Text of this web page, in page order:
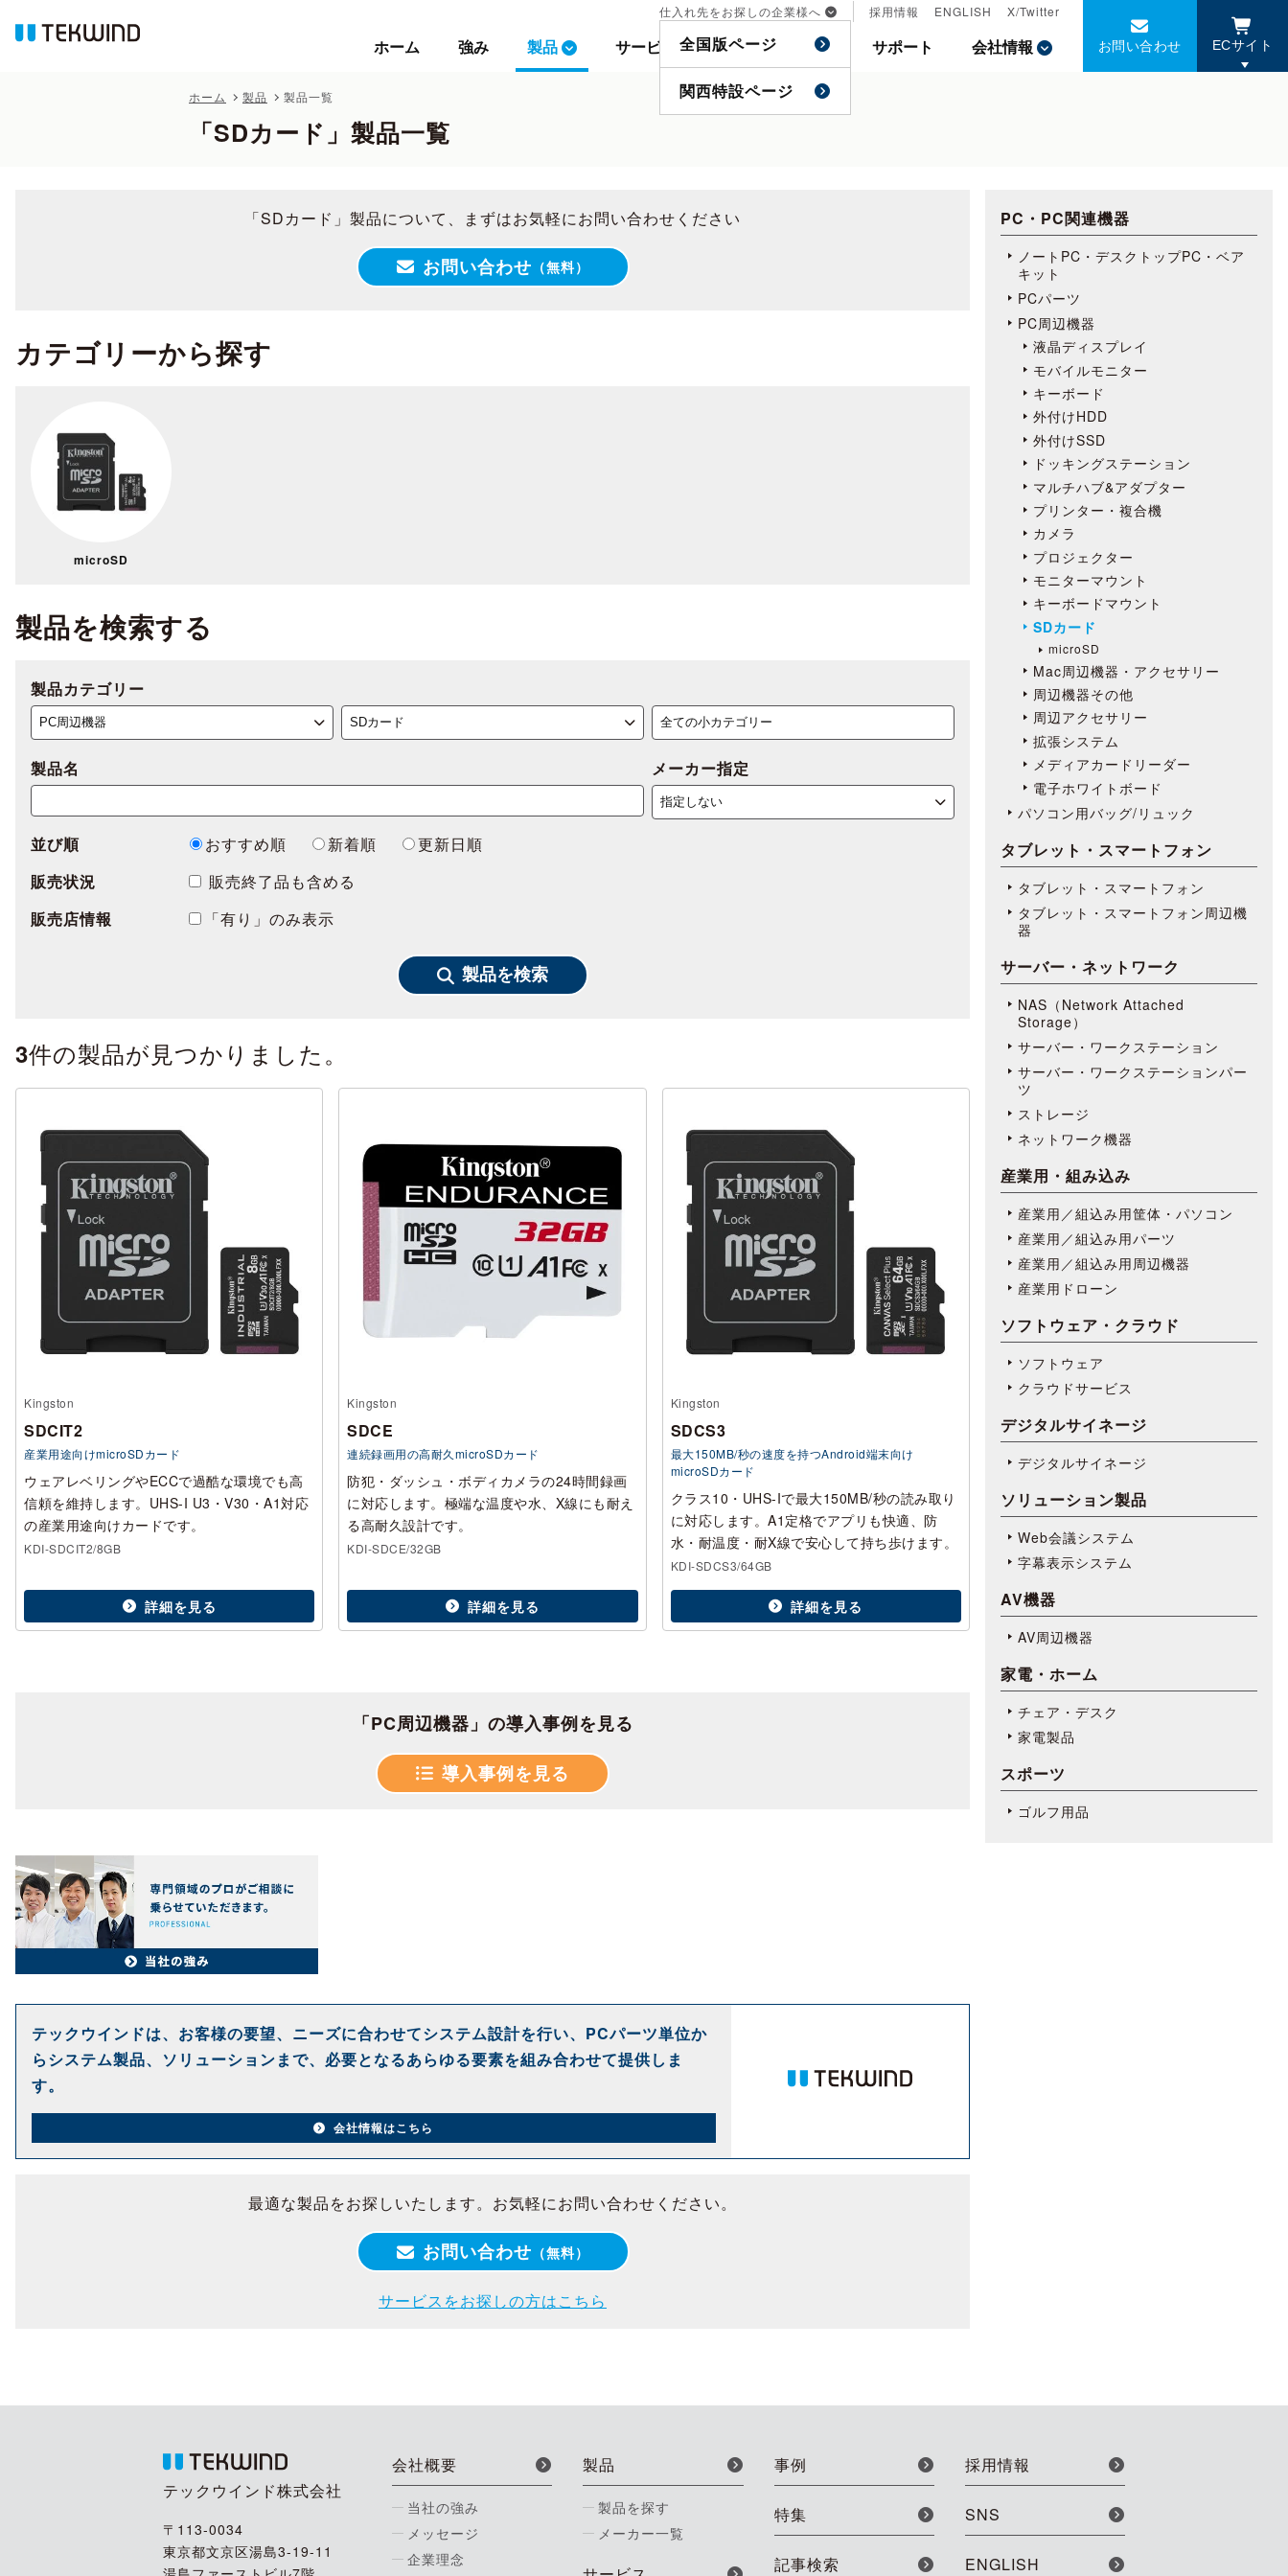
ホーム 強み 製品 サービス 事例 特集 サポート 会社情報
仕入れ先をお探しの企業様へ
全国版ページ
関西特設ページ
採用情報 ENGLISH X/Twitter
お問い合わせ ECサイト
ホーム 製品 製品一覧
「SDカード」製品一覧
ホーム 強み 製品 サービス 事例 特集 サポート 会社情報
仕入れ先をお探しの企業様へ
全国版ページ
関西特設ページ
採用情報 ENGLISH X/Twitter
お問い合わせ ECサイト
「SDカード」製品について、まずはお気軽にお問い合わせください
お問い合わせ （無料）
カテゴリーから探す
microSD
製品を検索する
製品カテゴリー
製品名 メーカー指定
並び順 おすすめ順 新着順
更新日順
販売状況
販売終了品も含める
販売店情報
「有り」のみ表示
製品を検索
3件の製品が見つかりました。
Kingston
SDCIT2
産業用途向けmicroSDカード
ウェアレベリングやECCで過酷な環境でも高
信頼を維持します。UHS-I U3・V30・A1対応
の産業用途向けカードです。
KDI-SDCIT2/8GB
詳細を見る
Kingston
SDCE
連続録画用の高耐久microSDカード
防犯・ダッシュ・ボディカメラの24時間録画
に対応します。極端な温度や水、X線にも耐え
る高耐久設計です。
KDI-SDCE/32GB
詳細を見る
Kingston
SDCS3
最大150MB/秒の速度を持つAndroid端末向け
microSDカード
クラス10・UHS-Iで最大150MB/秒の読み取り
に対応します。A1定格でアプリも快適、防
水・耐温度・耐X線で安心して持ち歩けます。
KDI-SDCS3/64GB
詳細を見る
「PC周辺機器」の導入事例を見る
導入事例を見る
テックウインドは、お客様の要望、ニーズに合わせてシステム設計を行い、PCパーツ単位か
らシステム製品、ソリューションまで、必要となるあらゆる要素を組み合わせて提供しま
す。
会社情報はこちら
最適な製品をお探しいたします。お気軽にお問い合わせください。
お問い合わせ （無料）
サービスをお探しの方はこちら
PC・PC関連機器
ノートPC・デスクトップPC・ベア
キット
PCパーツ
PC周辺機器
液晶ディスプレイ
モバイルモニター
キーボード
外付けHDD
外付けSSD
ドッキングステーション
マルチハブ&アダプター
プリンター・複合機
カメラ
プロジェクター
モニターマウント
キーボードマウント
SDカード
microSD
Mac周辺機器・アクセサリー
周辺機器その他
周辺アクセサリー
拡張システム
メディアカードリーダー
電子ホワイトボード
パソコン用バッグ/リュック
タブレット・スマートフォン
タブレット・スマートフォン
タブレット・スマートフォン周辺機
器
サーバー・ネットワーク
NAS（Network Attached
Storage）
サーバー・ワークステーション
サーバー・ワークステーションパー
ツ
ストレージ
ネットワーク機器
産業用・組み込み
産業用／組込み用筐体・パソコン
産業用／組込み用パーツ
産業用／組込み用周辺機器
産業用ドローン
ソフトウェア・クラウド
ソフトウェア
クラウドサービス
デジタルサイネージ
デジタルサイネージ
ソリューション製品
Web会議システム
字幕表⽰システム
AV機器
AV周辺機器
家電・ホーム
チェア・デスク
家電製品
スポーツ
ゴルフ用品
テックウインド株式会社
〒113-0034
東京都文京区湯島3-19-11
会社概要
当社の強み
メッセージ
企業理念
製品
製品を探す
メーカー一覧
事例
特集
記事検索
採用情報
SNS
ENGLISH